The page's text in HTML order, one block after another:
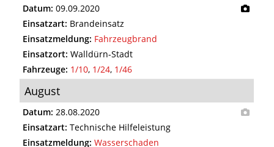
Datum: 09.09.2020
Einsatzart: Brandeinsatz
Einsatzmeldung: Fahrzeugbrand
Einsatzort: Walldürn-Stadt
Fahrzeuge: 1/10, 1/24, 1/46
August
Datum: 28.08.2020
Einsatzart: Technische Hilfeleistung
Einsatzmeldung: Wasserschaden